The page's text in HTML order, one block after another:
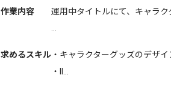
作業内容
運用中タイトルにて、キャラ
求めるスキル ・キャラクターグッズのデザ
・Il...